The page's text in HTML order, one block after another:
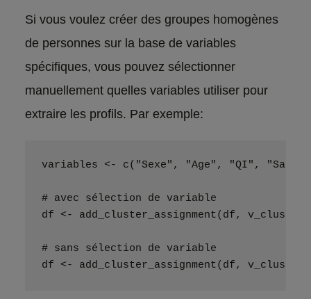
Si vous voulez créer des groupes homogènes
de personnes sur la base de variables
spécifiques, vous pouvez sélectionner
manuellement quelles variables utiliser pour
extraire les profils. Par exemple:
variables <- c("Sexe", "Age", "QI",
# avec sélection de variable
df <- add_cluster_assignment(df,
# sans sélection de variable
df <- add_cluster_assignment(df,